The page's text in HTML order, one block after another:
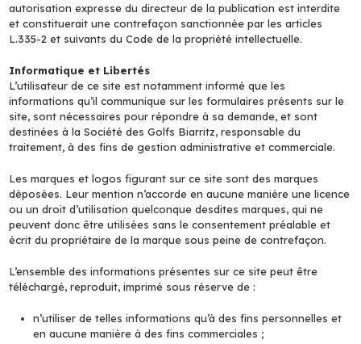
autorisation expresse du directeur de la publication est interdite
et constituerait une contrefaçon sanctionnée par les articles
L.335-2 et suivants du Code de la propriété intellectuelle.
Informatique et Libertés
L’utilisateur de ce site est notamment informé que les
informations qu’il communique sur les formulaires présents sur le
site, sont nécessaires pour répondre à sa demande, et sont
destinées à la Société des Golfs Biarritz, responsable du
traitement, à des fins de gestion administrative et commerciale.
Les marques et logos figurant sur ce site sont des marques
déposées. Leur mention n’accorde en aucune manière une licence
ou un droit d’utilisation quelconque desdites marques, qui ne
peuvent donc être utilisées sans le consentement préalable et
écrit du propriétaire de la marque sous peine de contrefaçon.
L’ensemble des informations présentes sur ce site peut être
téléchargé, reproduit, imprimé sous réserve de :
n’utiliser de telles informations qu’à des fins personnelles et
en aucune manière à des fins commerciales ;